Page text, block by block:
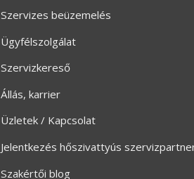
Szervizes beüzemelés
Ügyfélszolgálat
Szervizkereső
Állás, karrier
Üzletek / Kapcsolat
Jelentkezés hőszivattyús
Szakértői blog